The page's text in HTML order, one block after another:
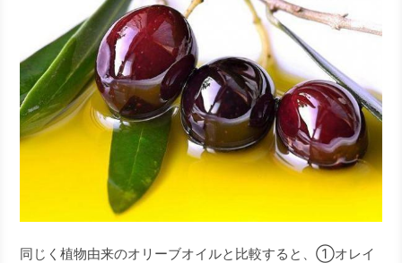
同じく植物由来のオリーブオイルと比較すると、①オレイ